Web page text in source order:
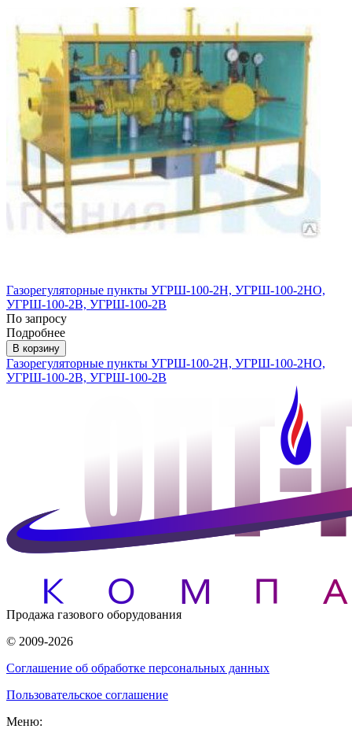
Газорегуляторные пункты УГРШ-100-2Н, УГРШ-100-2НО,
УГРШ-100-2В, УГРШ-100-2В
По запросу
Подробнее
В корзину
Газорегуляторные пункты УГРШ-100-2Н, УГРШ-100-2НО,
УГРШ-100-2В, УГРШ-100-2В
Продажа газового оборудования
© 2009-2026
Соглашение об обработке персональных данных
Пользовательское соглашение
Меню: